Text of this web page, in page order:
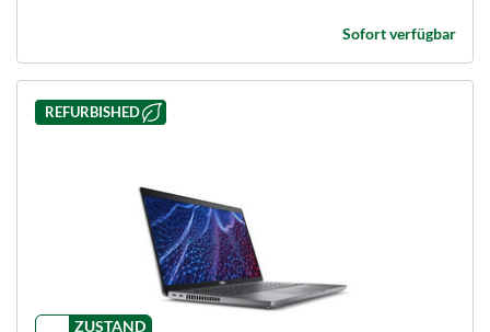
Sofort verfügbar
REFURBISHED
ZUSTAND